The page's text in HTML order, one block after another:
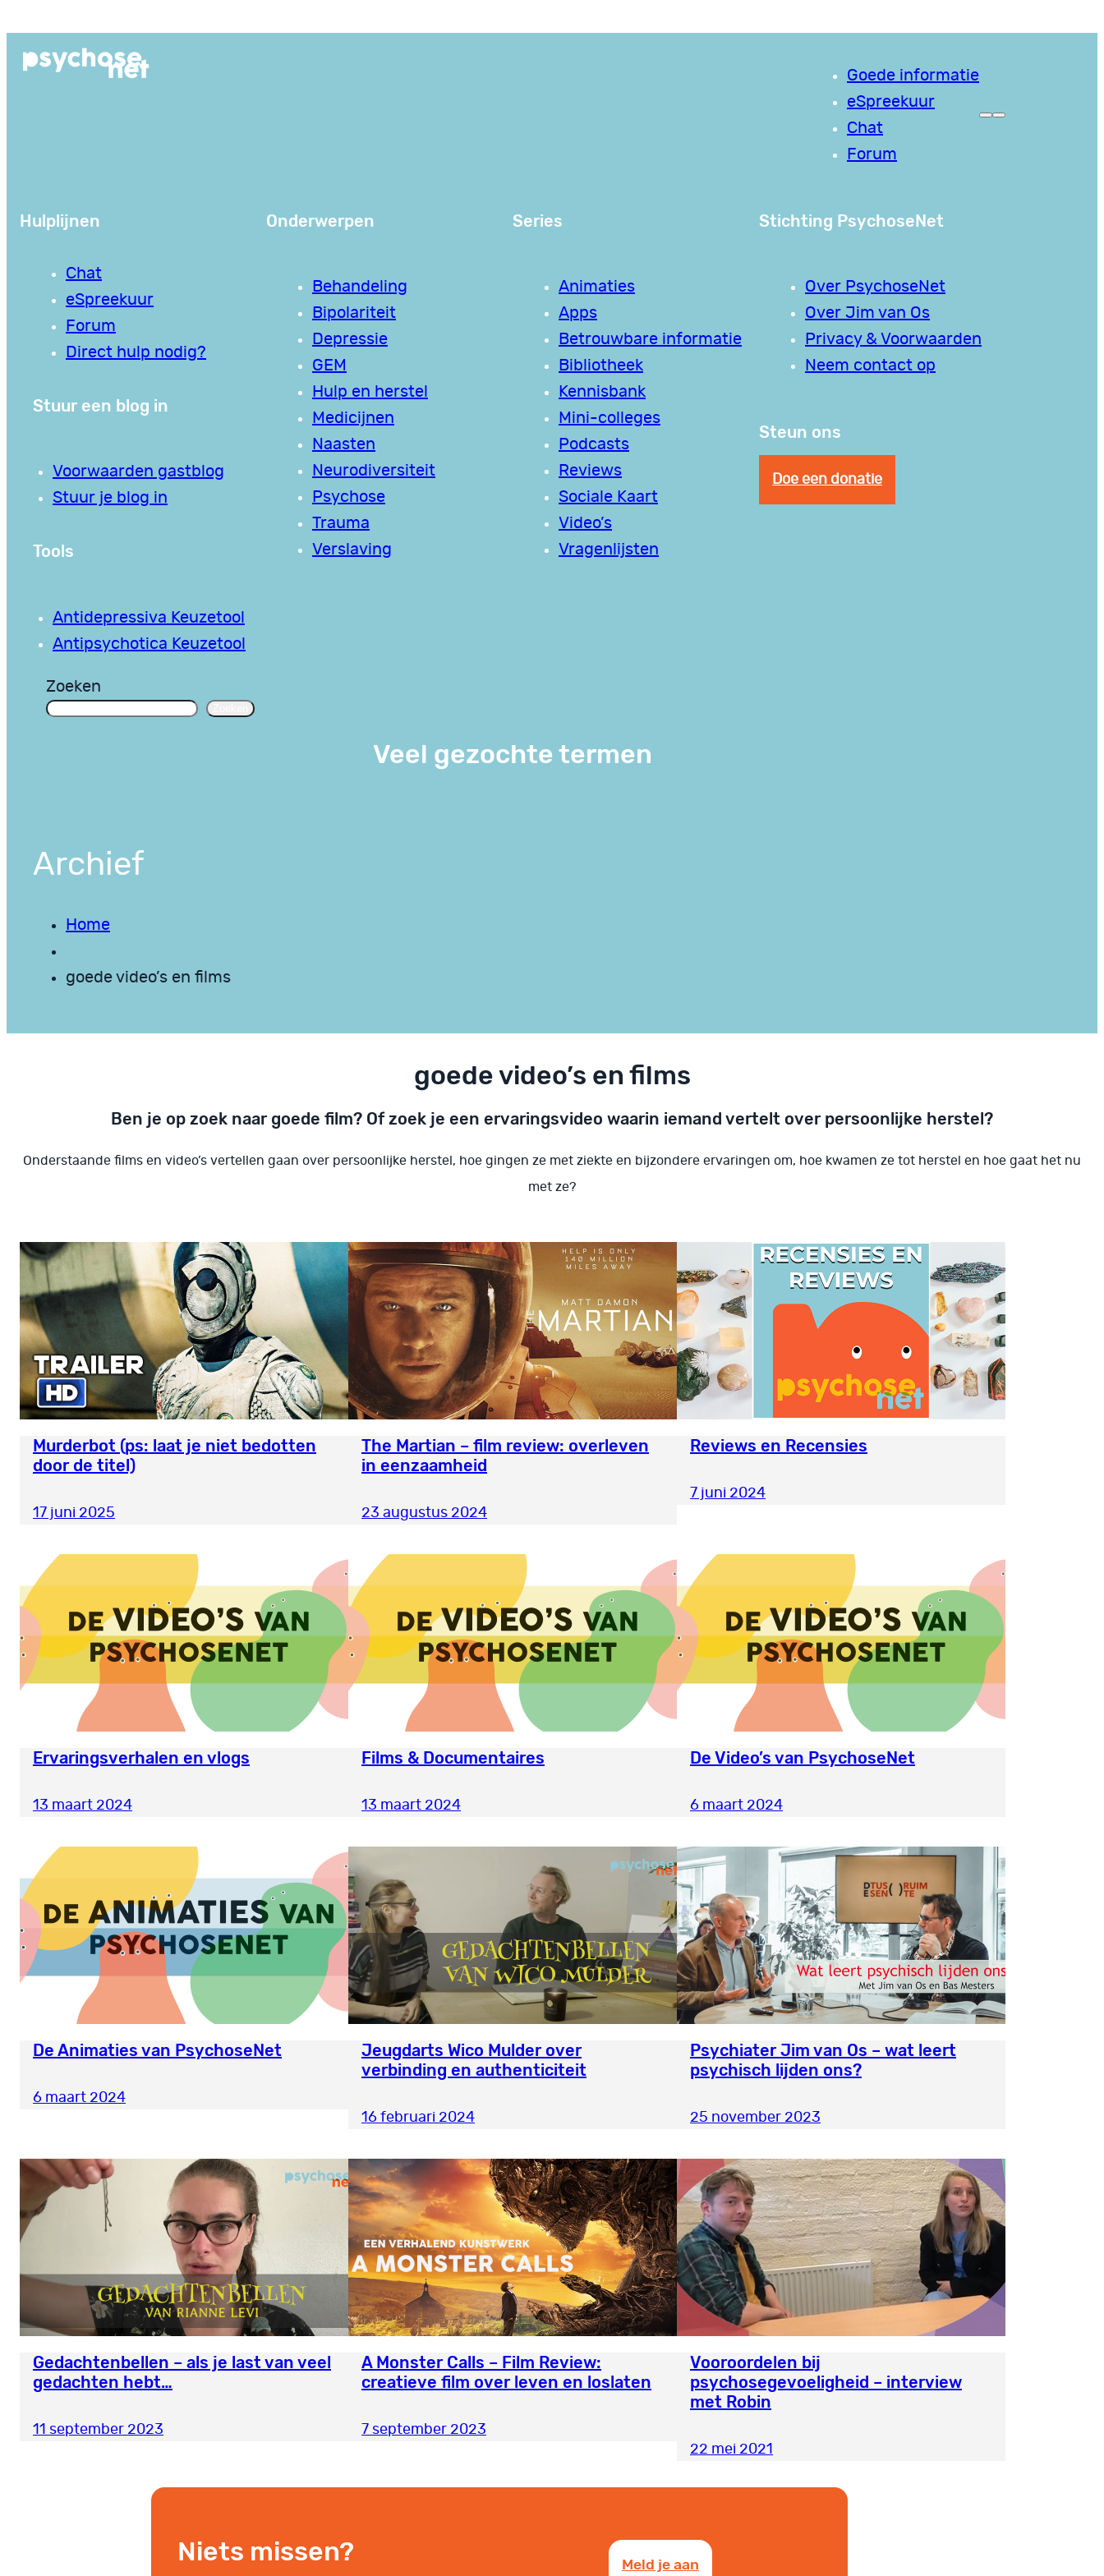
de
Goede informatie
eSpreekuur
Chat
Forum
Hulplijnen
Chat
eSpreekuur
Forum
Direct hulp nodig?
Stuur een blog in
Voorwaarden gastblog
Stuur je blog in
Tools
Antidepressiva Keuzetool
Antipsychotica Keuzetool
Onderwerpen
Behandeling
Bipolariteit
Depressie
GEM
Hulp en herstel
Medicijnen
Naasten
Neurodiversiteit
Psychose
Trauma
Verslaving
Series
Animaties
Apps
Betrouwbare informatie
Bibliotheek
Kennisbank
Mini-colleges
Podcasts
Reviews
Sociale Kaart
Video’s
Vragenlijsten
Stichting PsychoseNet
Over PsychoseNet
Over Jim van Os
Privacy & Voorwaarden
Neem contact op
Steun ons
Doe een donatie
Zoeken
Veel gezochte termen
Archief
Home
goede video’s en films
goede video’s en films
Ben je op zoek naar goede film? Of zoek je een ervaringsvideo waarin iemand vertelt over persoonlijke herstel?
Onderstaande films en video’s vertellen gaan over persoonlijke herstel, hoe gingen ze met ziekte en bijzondere ervaringen om, hoe kwamen ze tot herstel en hoe gaat het nu
met ze?
Murderbot (ps: laat je niet bedotten
door de titel)
17 juni 2025
The Martian – film review: overleven
in eenzaamheid
23 augustus 2024
Reviews en Recensies
7 juni 2024
Ervaringsverhalen en vlogs
13 maart 2024
Films & Documentaires
13 maart 2024
De Video’s van PsychoseNet
6 maart 2024
De Animaties van PsychoseNet
6 maart 2024
Jeugdarts Wico Mulder over
verbinding en authenticiteit
16 februari 2024
Psychiater Jim van Os – wat leert
psychisch lijden ons?
25 november 2023
Gedachtenbellen – als je last van veel
gedachten hebt…
11 september 2023
A Monster Calls – Film Review:
creatieve film over leven en loslaten
7 september 2023
Vooroordelen bij
psychosegevoeligheid – interview
met Robin
22 mei 2021
Niets missen? Meld je aan